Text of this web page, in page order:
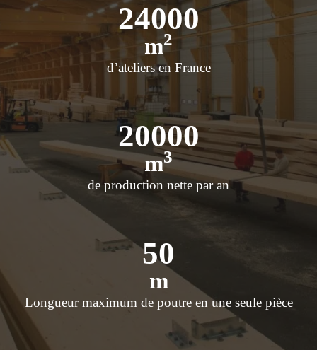
24000
m2
d’ateliers en France
20000
m3
de production nette par an
50
m
Longueur maximum de poutre en une seule pièce